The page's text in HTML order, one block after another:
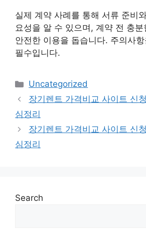
실제 계약 사례를 통해 서류 준비
요성을 알 수 있으며, 계약 전 충
안전한 이용을 돕습니다. 주의사
필수입니다.
Categories
Uncategorized
장기렌트 가격비교 사이트 신
심정리
장기렌트 가격비교 사이트 신
심정리
Search